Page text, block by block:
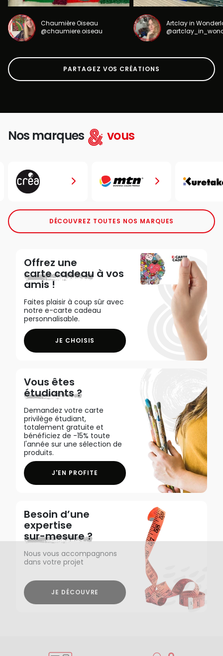
Chaumière Oiseau
@chaumiere.oiseau
Artclay in
PARTAGEZ VOS CRÉATIONS
Nos marques vous
DÉCOUVREZ TOUTES NOS MARQUES
Offrez une
carte cadeau à vos
amis !
Faites plaisir à coup sûr avec
notre e-carte cadeau
personnalisable.
JE CHOISIS
Vous êtes
étudiants ?
Demandez votre carte
privilège étudiant,
totalement gratuite et
bénéficiez de -15% toute
l'année sur une sélection de
produits.
J'EN PROFITE
Besoin d’une
expertise
sur-mesure ?
Nous vous accompagnons
dans votre projet
JE DÉCOUVRE